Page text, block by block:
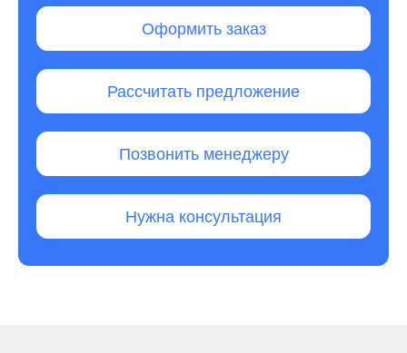
Оформить заказ
Рассчитать предложение
Позвонить менеджеру
Нужна консультация